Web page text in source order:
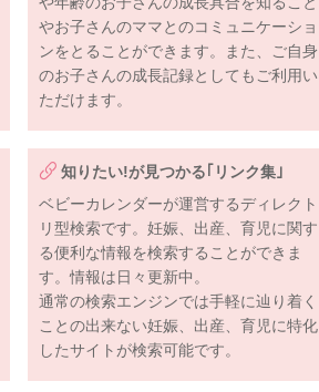
やお子さんのママとのコミュニケーショ
ンをとることができます。また、ご自身
のお子さんの成長記録としてもご利用い
ただけます。
知りたい!が見つかる｢リンク集｣
ベビーカレンダーが運営するディレクト
リ型検索です。妊娠、出産、育児に関す
る便利な情報を検索することができま
す。情報は日々更新中。
通常の検索エンジンでは手軽に辿り着く
ことの出来ない妊娠、出産、育児に特化
したサイトが検索可能です。